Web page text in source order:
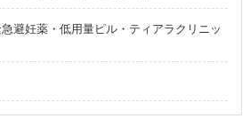
避妊薬・低用量ピル・ティアラクリニッ